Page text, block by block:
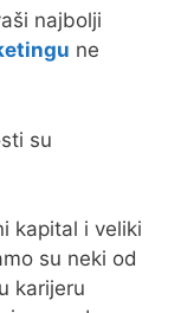
najbolji
ne
su
kapital i veliki
su neki od
karijeru